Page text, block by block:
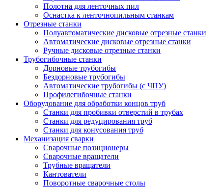
Полотна для ленточных пил
Оснастка к ленточнопильным станкам
Отрезные станки
Полуавтоматические дисковые отрезные станки
Автоматические дисковые отрезные станки
Ручные дисковые отрезные станки
Трубогибочные станки
Дорновые трубогибы
Бездорновые трубогибы
Автоматические трубогибы (с ЧПУ)
Профилегибочные станки
Оборудование для обработки концов труб
Станки для пробивки отверстий в трубах
Станки для редуцирования труб
Станки для конусования труб
Механизация сварки
Сварочные позиционеры
Сварочные вращатели
Трубные вращатели
Кантователи
Поворотные сварочные столы